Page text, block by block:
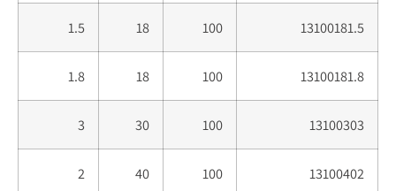
13100181.5
100
18
1.5
13100181.8
100
18
1.8
13100303
100
30
3
13100402
100
40
2